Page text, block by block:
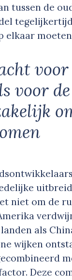
tussen de
elkaar
voor
niet om de
als
wijken
Deze